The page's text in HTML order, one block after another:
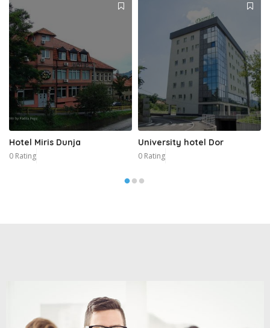
Hotel Miris Dunja
0 Rating
University hotel Dor
0 Rating